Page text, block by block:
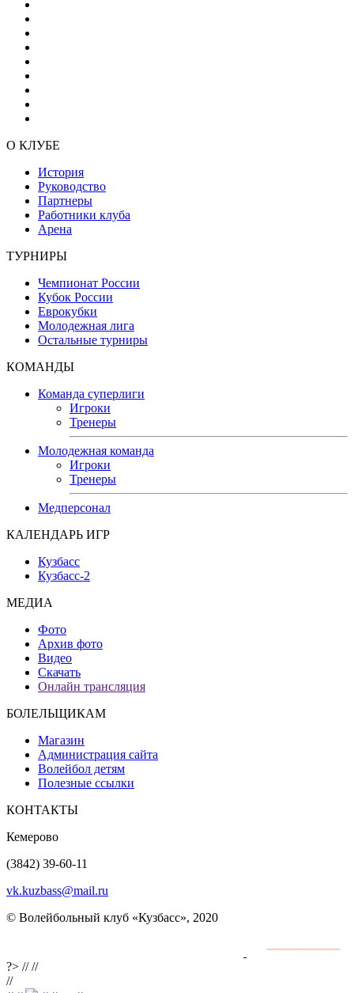
О КЛУБЕ
История
Руководство
Партнеры
Работники клуба
Арена
ТУРНИРЫ
Чемпионат России
Кубок России
Еврокубки
Молодежная лига
Остальные турниры
КОМАНДЫ
Команда суперлиги
Игроки
Тренеры
Молодежная команда
Игроки
Тренеры
Медперсонал
КАЛЕНДАРЬ ИГР
Кузбасс
Кузбасс-2
МЕДИА
Фото
Архив фото
Видео
Скачать
Онлайн трансляция
БОЛЕЛЬЩИКАМ
Магазин
Администрация сайта
Волейбол детям
Полезные ссылки
КОНТАКТЫ
Кемерово
(3842) 39-60-11
vk.kuzbass@mail.ru
© Волейбольный клуб «Кузбасс», 2020
?> ////
//